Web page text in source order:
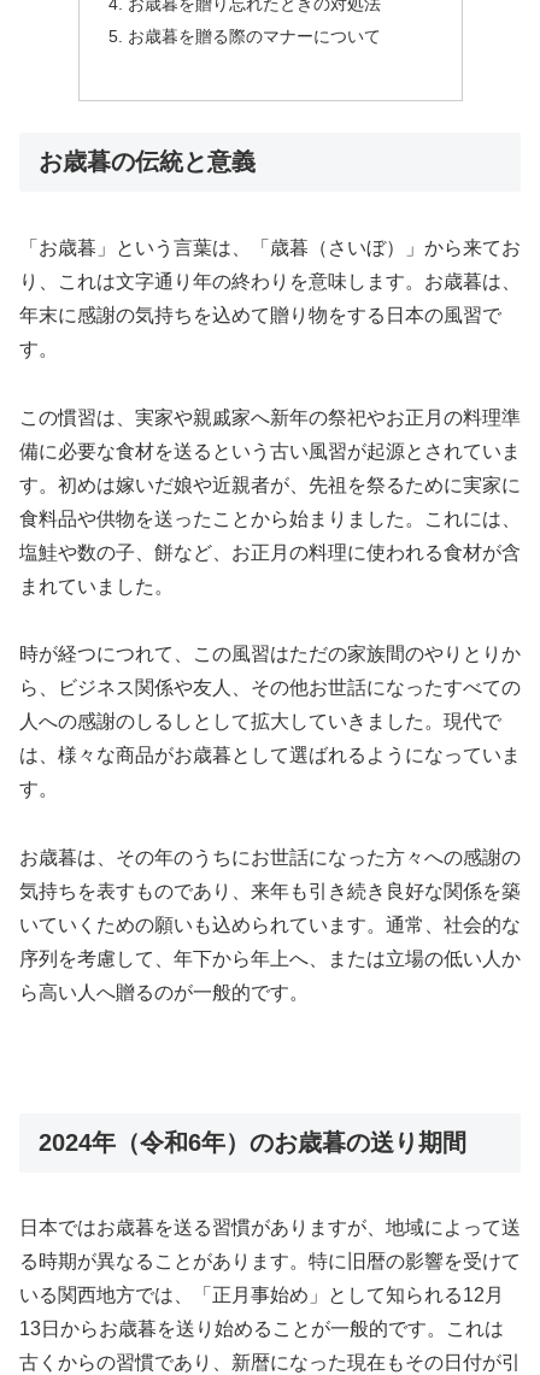
お歳暮を贈る際のマナーについて
お歳暮の伝統と意義
「お歳暮」という言葉は、「歳暮（さいぼ）」から来てお
り、これは文字通り年の終わりを意味します。お歳暮は、
年末に感謝の気持ちを込めて贈り物をする日本の風習で
す。
この慣習は、実家や親戚家へ新年の祭祀やお正月の料理準
備に必要な食材を送るという古い風習が起源とされていま
す。初めは嫁いだ娘や近親者が、先祖を祭るために実家に
食料品や供物を送ったことから始まりました。これには、
塩鮭や数の子、餅など、お正月の料理に使われる食材が含
まれていました。
時が経つにつれて、この風習はただの家族間のやりとりか
ら、ビジネス関係や友人、その他お世話になったすべての
人への感謝のしるしとして拡大していきました。現代で
は、様々な商品がお歳暮として選ばれるようになっていま
す。
お歳暮は、その年のうちにお世話になった方々への感謝の
気持ちを表すものであり、来年も引き続き良好な関係を築
いていくための願いも込められています。通常、社会的な
序列を考慮して、年下から年上へ、または立場の低い人か
ら高い人へ贈るのが一般的です。
2024年（令和6年）のお歳暮の送り期間
日本ではお歳暮を送る習慣がありますが、地域によって送
る時期が異なることがあります。特に旧暦の影響を受けて
いる関西地方では、「正月事始め」として知られる12月
13日からお歳暮を送り始めることが一般的です。これは
古くからの習慣であり、新暦になった現在もその日付が引